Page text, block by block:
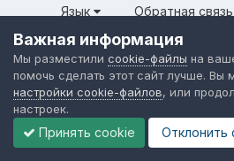
Язык Обратная связь
Форум общественного
Powered by Invision
Важная информация
Мы разместили cookie-файлы на
помочь сделать этот сайт лучше. Вы
настройки cookie-файлов, или
настроек.
Принять cookie Отклонить